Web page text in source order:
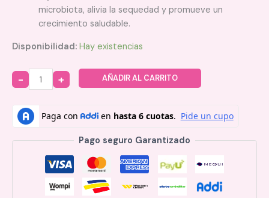
microbiota, alivia la sequedad y promueve un
crecimiento saludable.
Disponibilidad: Hay existencias
Quantity
AÑADIR AL CARRITO
Pago seguro Garantizado